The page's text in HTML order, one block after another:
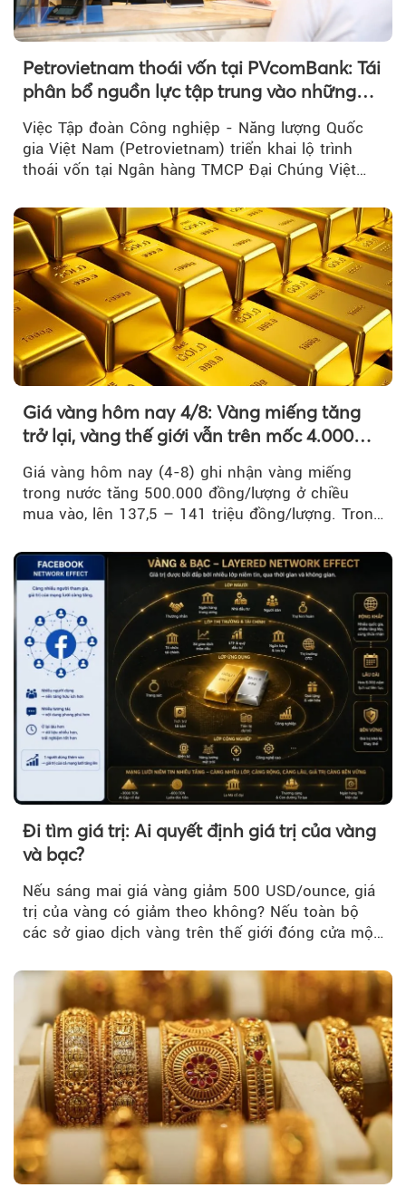
Petrovietnam thoái vốn tại PVcomBank: Tái
phân bổ nguồn lực tập trung vào những
Việc Tập đoàn Công nghiệp - Năng lượng Quốc
gia Việt Nam (Petrovietnam) triển khai lộ trình
thoái vốn tại Ngân hàng TMCP Đại Chúng Việt
Giá vàng hôm nay 4/8: Vàng miếng tăng
trở lại, vàng thế giới vẫn trên mốc 4.000
Giá vàng hôm nay (4-8) ghi nhận vàng miếng
trong nước tăng 500.000 đồng/lượng ở chiều
mua vào, lên 137,5 – 141 triệu đồng/lượng. Trong
trì trên ngưỡng 4.000 USD/ounce.
Đi tìm giá trị: Ai quyết định giá trị của vàng
và bạc?
Nếu sáng mai giá vàng giảm 500 USD/ounce, giá
trị của vàng có giảm theo không? Nếu toàn bộ
các sở giao dịch vàng trên thế giới đóng cửa một